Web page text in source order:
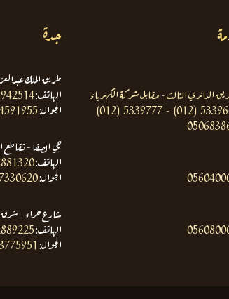
الدائري الثالث - مقابل شركة الكهرباء
(012) 5339777 - (012)
جدة
طريق الملك
الهاتف:
الجوال:
حي الصفا - تقاطع
الهاتف:
الجوال:
شارع حراء - شرق
الهاتف:
الجوال: